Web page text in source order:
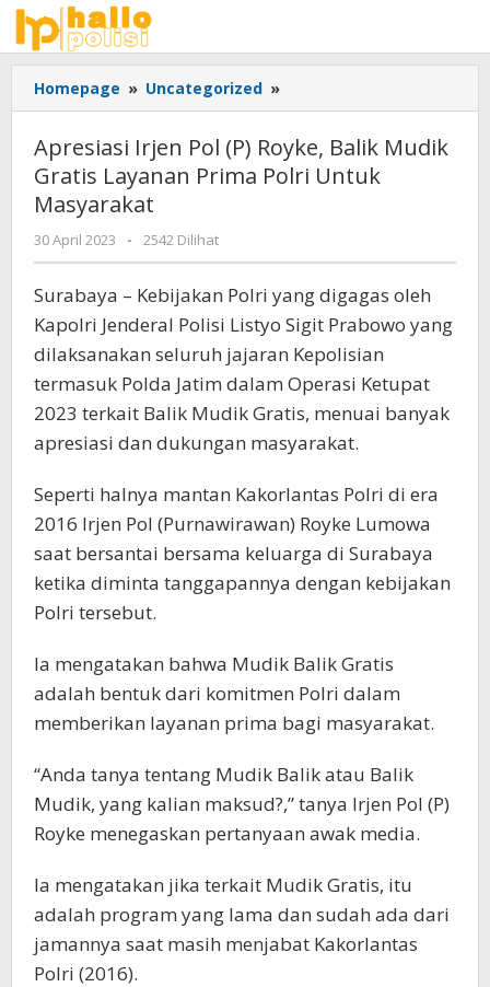
Lewati
konten
Homepage » Uncategorized »
Irjen
(P)
Royke,
Layanan
Prima
Polri
Untuk
Masyarakat
Apresiasi Irjen Pol (P) Royke, Balik Mudik
Gratis Layanan Prima Polri Untuk
Masyarakat
30 April 2023
oleh
Adhis
- 2542 Dilihat
Surabaya – Kebijakan Polri yang digagas oleh
Kapolri Jenderal Polisi Listyo Sigit Prabowo yang
dilaksanakan seluruh jajaran Kepolisian
termasuk Polda Jatim dalam Operasi Ketupat
2023 terkait Balik Mudik Gratis, menuai banyak
apresiasi dan dukungan masyarakat.
Seperti halnya mantan Kakorlantas Polri di era
2016 Irjen Pol (Purnawirawan) Royke Lumowa
saat bersantai bersama keluarga di Surabaya
ketika diminta tanggapannya dengan kebijakan
Polri tersebut.
Ia mengatakan bahwa Mudik Balik Gratis
adalah bentuk dari komitmen Polri dalam
memberikan layanan prima bagi masyarakat.
“Anda tanya tentang Mudik Balik atau Balik
Mudik, yang kalian maksud?,” tanya Irjen Pol (P)
Royke menegaskan pertanyaan awak media.
Ia mengatakan jika terkait Mudik Gratis, itu
adalah program yang lama dan sudah ada dari
jamannya saat masih menjabat Kakorlantas
Polri (2016).